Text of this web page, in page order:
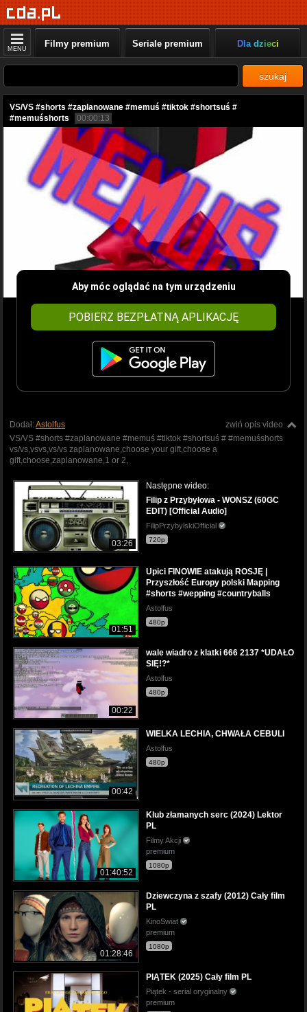
MENU Filmy premium Seriale premium Dla dzieci
szukaj
VS/VS #shorts #zaplanowane #memuś #tiktok #shortsuś #
#memuśshorts
00:00:13
Aby móc oglądać na tym urządzeniu
POBIERZ BEZPŁATNĄ APLIKACJĘ
zwiń opis video
Dodał:Astolfus
VS/VS #shorts #zaplanowane #memuś #tiktok #shortsuś # #memuśshorts
vs/vs,vsvs,vs/vs zaplanowane,choose your gift,choose a
gift,choose,zaplanowane,1 or 2,
03:26
Następne wideo:
Filip z Przybyłowa - WONSZ (60GC
EDIT) [Official Audio]
FilipPrzybylskiOfficial
720p
01:51
Upici FINOWIE atakują ROSJĘ |
Przyszłość Europy polski Mapping
#shorts #wepping #countryballs
Astolfus
480p
00:22
wale wiadro z klatki 666 2137 *UDAŁO
SIĘ!?*
Astolfus
480p
00:42
WIELKA LECHIA, CHWAŁA CEBULI
Astolfus
480p
01:40:52
Klub złamanych serc (2024) Lektor
PL
Filmy Akcji
premium
1080p
01:28:46
Dziewczyna z szafy (2012) Cały film
PL
KinoSwiat
premium
1080p
PIĄTEK (2025) Cały film PL
Piątek - serial oryginalny
premium